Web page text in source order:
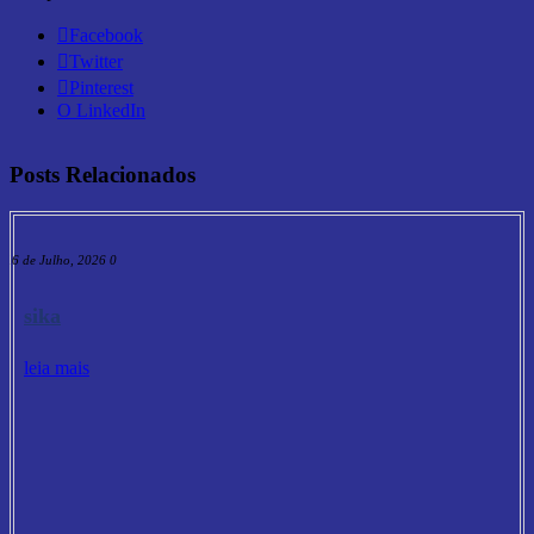
Facebook
Twitter
Pinterest
O LinkedIn
Posts Relacionados
16 de Julho, 2026 0
sika
leia mais